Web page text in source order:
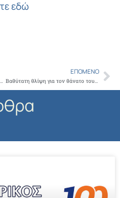
εδώ
ΠΡΟΣΩΡΙΝΗ ΑΠΑΓΟΡΕΥΣΗ ΠΑΡΑΛΛΗΛΩΝ ΕΞΑΓΩΓΩΝ ΚΑΙ ΕΝΔΟΚΟΙΝΟΤΙΚΗΣ ΔΙΑΚΙΝΗΣΗΣ 14/11
ΕΠΌΜΕΝΟ
Βαθύτατη θλίψη για τον θάνατο του καθηγητή Δημητρίου Τριχόπουλου